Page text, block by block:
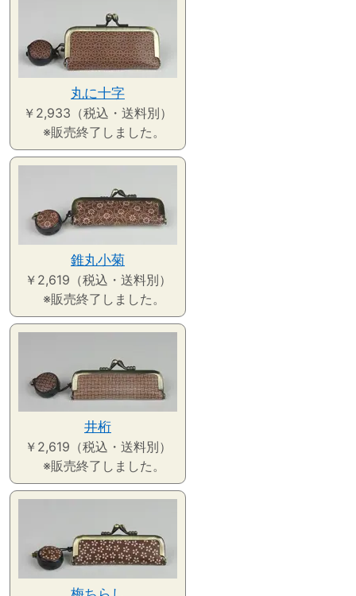
丸に十字
￥2,933（税込・送料別）
※販売終了しました。
錐丸小菊
￥2,619（税込・送料別）
※販売終了しました。
井桁
￥2,619（税込・送料別）
※販売終了しました。